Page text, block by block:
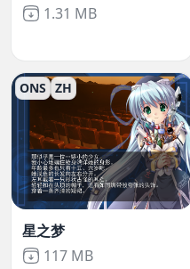
Not downloaded
1.31 MB
ONS ZH
星之梦
Not downloaded
117 MB